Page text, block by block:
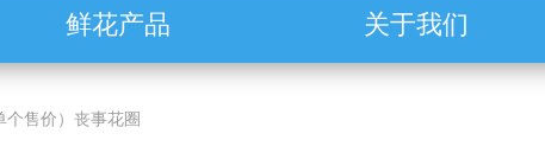
鲜花产品 关于我们
个售价）丧事花圈